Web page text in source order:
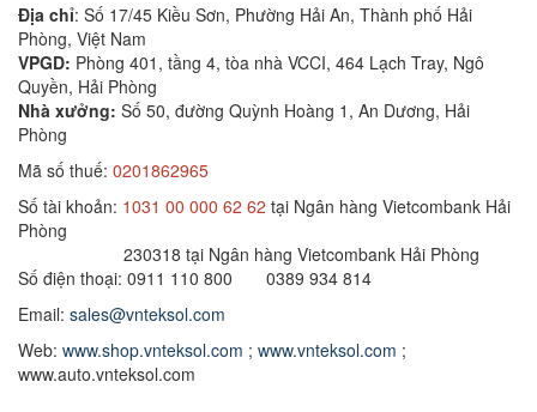
Địa chỉ: Số 17/45 Kiều Sơn, Phường Hải An, Thành phố Hải
Phòng, Việt Nam
VPGD: Phòng 401, tầng 4, tòa nhà VCCI, 464 Lạch Tray, Ngô
Quyền, Hải Phòng
Nhà xưởng: Số 50, đường Quỳnh Hoàng 1, An Dương, Hải
Phòng
Mã số thuế: 0201862965
Số tài khoản: 1031 00 000 62 62 tại Ngân hàng Vietcombank Hải
Phòng
230318 tại Ngân hàng Vietcombank Hải Phòng
Số điện thoại: 0911 110 800 0389 934 814
Email: sales@vnteksol.com
Web: www.shop.vnteksol.com ; www.vnteksol.com ;
www.auto.vnteksol.com